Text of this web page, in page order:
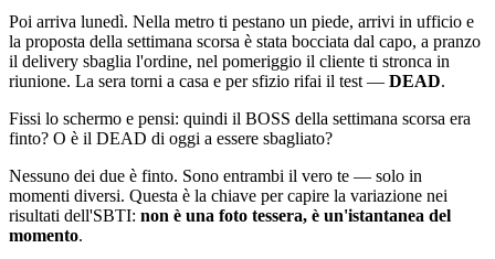
Poi arriva lunedì. Nella metro ti pestano un piede, arrivi in ufficio e
la proposta della settimana scorsa è stata bocciata dal capo, a pranzo
il delivery sbaglia l'ordine, nel pomeriggio il cliente ti stronca in
riunione. La sera torni a casa e per sfizio rifai il test — DEAD.
Fissi lo schermo e pensi: quindi il BOSS della settimana scorsa era
finto? O è il DEAD di oggi a essere sbagliato?
Nessuno dei due è finto. Sono entrambi il vero te — solo in
momenti diversi. Questa è la chiave per capire la variazione nei
risultati dell'SBTI: non è una foto tessera, è un'istantanea del
momento.